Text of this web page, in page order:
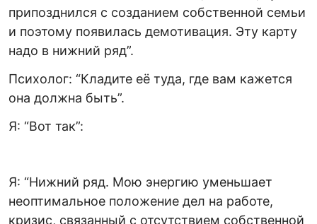
припозднился с созданием собственной семьи
и поэтому появилась демотивация. Эту карту
надо в нижний ряд”.
Психолог: “Кладите её туда, где вам кажется
она должна быть”.
Я: “Вот так”:
Я: “Нижний ряд. Мою энергию уменьшает
неоптимальное положение дел на работе,
кризис, связанный с отсутствием собственной